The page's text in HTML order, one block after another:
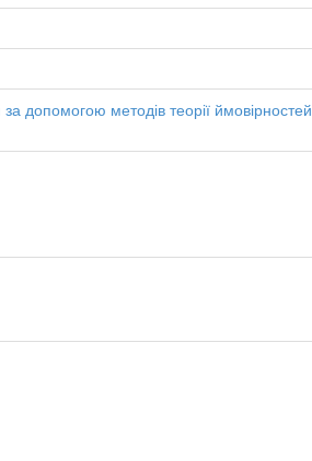
допомогою методів теорії ймовірностей